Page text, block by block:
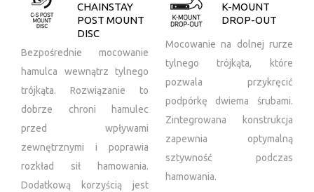
CHAINSTAY
POST MOUNT
DISC
Bezpośrednie mocowanie
hamulca wewnątrz tylnego
trójkąta. Rozwiązanie to
dobrze chroni hamulec
przed wpływami
zewnętrznymi i poprawia
rozkład sił hamowania.
Dodatkową korzyścią jest
K-MOUNT
DROP-OUT
Mocowanie na dolnej rurze
tylnego trójkąta, które
pozwala przykręcić
podpórkę dwiema śrubami.
Zintegrowana konstrukcja
zapewnia optymalną
sztywność podczas
hamowania.